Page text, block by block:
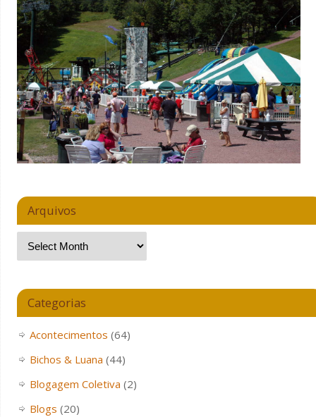
Arquivos
Categorias
Acontecimentos (64)
Bichos & Luana (44)
Blogagem Coletiva (2)
Blogs (20)